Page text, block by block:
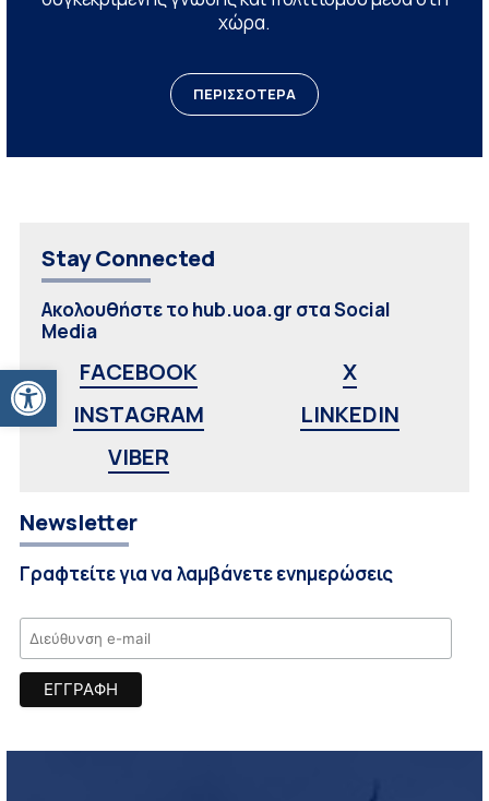
Ανοίξτε τη γραμμή εργαλείων
χώρα.
ΠΕΡΙΣΣΟΤΕΡΑ
Stay Connected
Ακολουθήστε το hub.uoa.gr στα Social
Media
FACEBOOK
X
INSTAGRAM
LINKEDIN
VIBER
Newsletter
Γραφτείτε για να λαμβάνετε ενημερώσεις